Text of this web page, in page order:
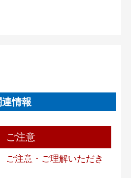
情報
ご注意
ご注意・ご理解いただき